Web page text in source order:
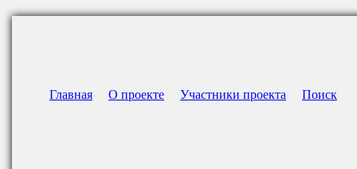
Главная О проекте Участники проекта Поиск